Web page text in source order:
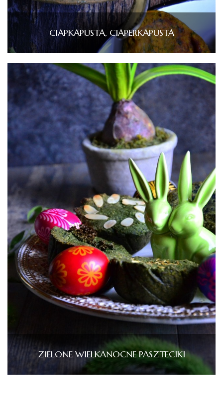
CIAPKAPUSTA, CIAPERKAPUSTA
ZIELONE WIELKANOCNE PASZTECIKI